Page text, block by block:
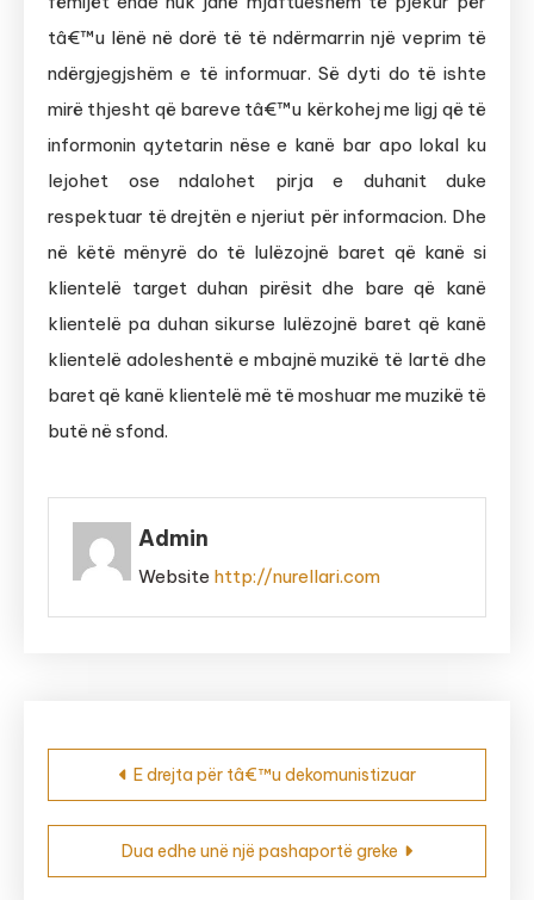
tâ€™u lënë në dorë të të ndërmarrin një veprim të
ndërgjegjshëm e të informuar. Së dyti do të ishte
mirë thjesht që bareve tâ€™u kërkohej me ligj që të
informonin qytetarin nëse e kanë bar apo lokal ku
lejohet ose ndalohet pirja e duhanit duke
respektuar të drejtën e njeriut për informacion. Dhe
në këtë mënyrë do të lulëzojnë baret që kanë si
klientelë target duhan pirësit dhe bare që kanë
klientelë pa duhan sikurse lulëzojnë baret që kanë
klientelë adoleshentë e mbajnë muzikë të lartë dhe
baret që kanë klientelë më të moshuar me muzikë të
butë në sfond.
Admin
Website http://nurellari.com
Post
navigation
E drejta për tâ€™u dekomunistizuar
Dua edhe unë një pashaportë greke